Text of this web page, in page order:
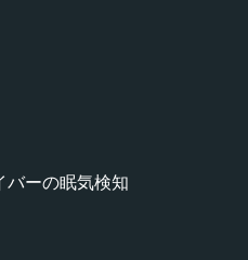
バーの眠気検知